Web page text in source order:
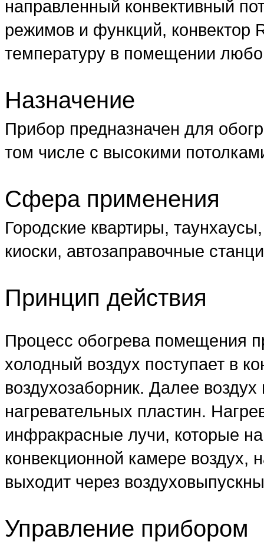
направленный конвективный
режимов и функций, конвектор
температуру в помещении
Назначение
Прибор предназначен для
том числе с высокими
Сфера применения
Городские квартиры,
киоски, автозаправочные
Принцип действия
Процесс обогрева помещения
холодный воздух поступает в
воздухозаборник. Далее
нагревательных пластин.
инфракрасные лучи, которые
конвекционной камере воздух,
выходит через
Управление прибором